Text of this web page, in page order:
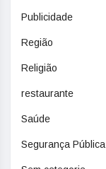
Publicidade
Região
Religião
restaurante
Saúde
Segurança Pública